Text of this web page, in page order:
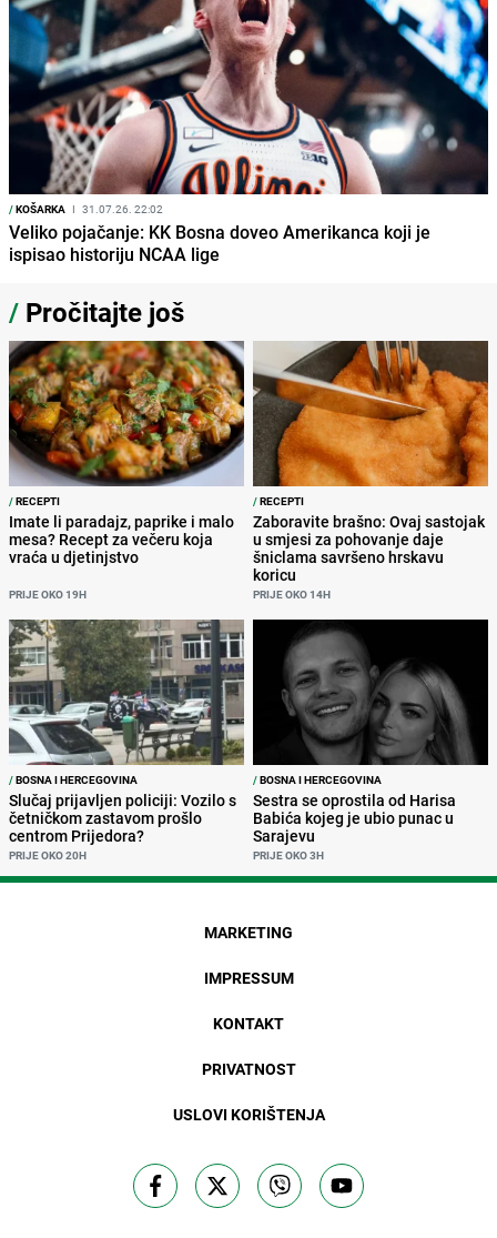
/KOŠARKA I 31.07.26. 22:02
Veliko pojačanje: KK Bosna doveo Amerikanca koji je
ispisao historiju NCAA lige
/ Pročitajte još
/RECEPTI
Imate li paradajz, paprike i malo
mesa? Recept za večeru koja
vraća u djetinjstvo
PRIJE OKO 19H
/RECEPTI
Zaboravite brašno: Ovaj sastojak
u smjesi za pohovanje daje
šniclama savršeno hrskavu
koricu
PRIJE OKO 14H
/BOSNA I HERCEGOVINA
Slučaj prijavljen policiji: Vozilo s
četničkom zastavom prošlo
centrom Prijedora?
PRIJE OKO 20H
/BOSNA I HERCEGOVINA
Sestra se oprostila od Harisa
Babića kojeg je ubio punac u
Sarajevu
PRIJE OKO 3H
MARKETING
IMPRESSUM
KONTAKT
PRIVATNOST
USLOVI KORIŠTENJA